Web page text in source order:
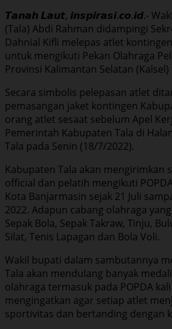
𝙏𝙖𝙣𝙖𝙝 𝙇𝙖𝙪𝙩, 𝙞𝙣𝙨𝙥𝙞𝙧𝙖𝙨𝙞.𝙘𝙤.𝙞𝙙.-
(Tala) Abdi Rahman didampingi
Dahnial Kifli melepas atlet
untuk mengikuti Pekan Olahraga
Provinsi Kalimantan Selatan
Secara simbolis pelepasan atlet
pemasangan jaket kontingen
orang atlet sesaat sebelum Apel
Pemerintah Kabupaten Tala di
Tala pada Senin (18/7/2022).
Kabupaten Tala akan mengirimkan
official dan pelatih mengikuti
Kota Banjarmasin sejak 21 Juli
2022. Adapun cabang olahraga
Sepak Bola, Sepak Takraw, Tinju,
Silat, Tenis Lapagan dan Bola Voli.
Wakil bupati dalam sambutannya
Tala akan mendulang banyak
olahraga termasuk pada POPDA
mengingatkan agar setiap atlet
sportivitas dan bertanding dengan